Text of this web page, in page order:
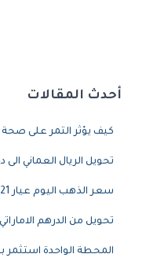
أحدث المقالات
كيف يؤثر التمر على صحة
تحويل الريال العماني الى
سعر الذهب اليوم عيار 21
تحويل من الدرهم
المحطة الواحدة